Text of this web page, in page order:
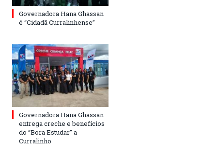
Governadora Hana Ghassan
é “Cidadã Curralinhense”
Governadora Hana Ghassan
entrega creche e benefícios
do “Bora Estudar” a
Curralinho